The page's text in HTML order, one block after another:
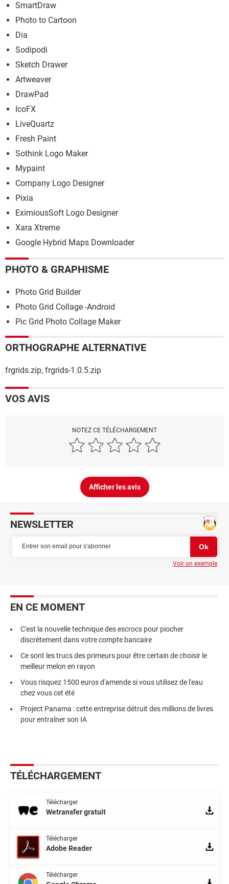
SmartDraw
Photo to Cartoon
Dia
Sodipodi
Sketch Drawer
Artweaver
DrawPad
IcoFX
LiveQuartz
Fresh Paint
Sothink Logo Maker
Mypaint
Company Logo Designer
Pixia
EximiousSoft Logo Designer
Xara Xtreme
Google Hybrid Maps Downloader
PHOTO & GRAPHISME
Photo Grid Builder
Photo Grid Collage -Android
Pic Grid Photo Collage Maker
ORTHOGRAPHE ALTERNATIVE
frgrids.zip, frgrids-1.0.5.zip
VOS AVIS
NOTEZ CE TÉLÉCHARGEMENT
Afficher les avis
NEWSLETTER
Voir un exemple
EN CE MOMENT
C'est la nouvelle technique des escrocs pour piocher
discrètement dans votre compte bancaire
Ce sont les trucs des primeurs pour être certain de choisir le
meilleur melon en rayon
Vous risquez 1500 euros d'amende si vous utilisez de l'eau
chez vous cet été
Project Panama : cette entreprise détruit des millions de livres
pour entraîner son IA
TÉLÉCHARGEMENT
Télécharger
Wetransfer gratuit
Télécharger
Adobe Reader
Télécharger